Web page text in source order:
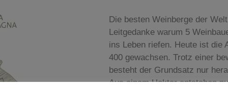
Die besten Weinberge der
Leitgedanke warum 5
ins Leben riefen. Heute ist die
400 gewachsen. Trotz einer
besteht der Grundsatz nur
Aus einem Hektar entstehen